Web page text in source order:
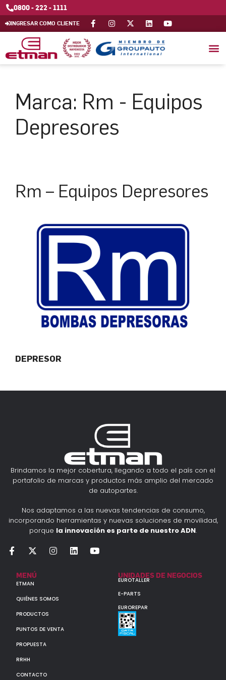
0800 - 222 - 1111
INGRESAR COMO CLIENTE
Marca: Rm - Equipos
Depresores
Rm – Equipos Depresores
DEPRESOR
Brindamos la mejor cobertura, llegando a todo el país con el
portafolio de marcas y productos más amplio del mercado
de autopartes.
Nos adaptamos a las nuevas tendencias de consumo,
incorporando herramientas y nuevas soluciones de movilidad,
porque la innovación es parte de nuestro ADN.
MENÚ
ETMAN
QUIÉNES SOMOS
PRODUCTOS
PUNTOS DE VENTA
PROPUESTA
RRHH
CONTACTO
UNIDADES DE NEGOCIOS
EUROTALLER
E-PARTS
EUROREPAR